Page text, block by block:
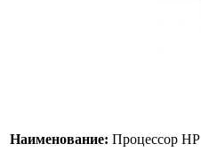
Наименование: Процессор HP